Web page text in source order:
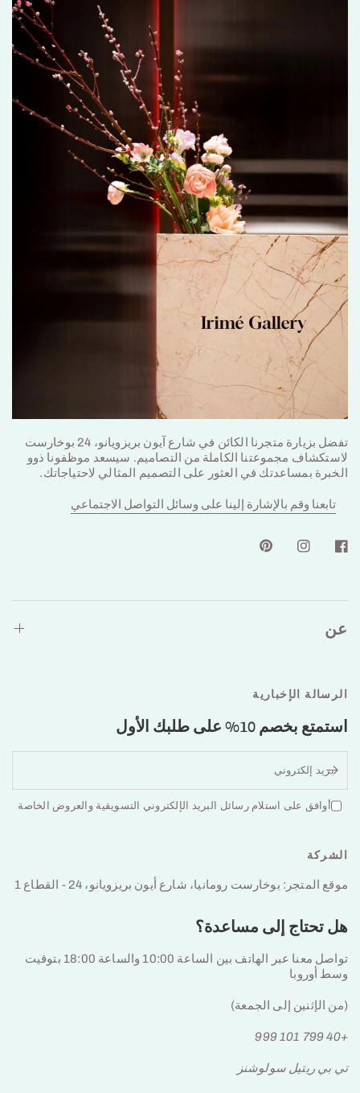
تفضل بزيارة متجرنا الكائن في شارع آيون بريزويانو، 24 بوخارست
لاستكشاف مجموعتنا الكاملة من التصاميم. سيسعد موظفونا ذوو
الخبرة بمساعدتك في العثور على التصميم المثالي لاحتياجاتك.
تابعنا وقم بالإشارة إلينا على وسائل التواصل الاجتماعي
عن
الرسالة الإخبارية
استمتع بخصم 10% على طلبك الأول
بريد إلكتروني
أوافق على استلام رسائل البريد الإلكتروني التسويقية والعروض الخاصة
الشركة
موقع المتجر: بوخارست رومانيا، شارع أيون بريزويانو، 24 - القطاع 1
هل تحتاج إلى مساعدة؟
تواصل معنا عبر الهاتف بين الساعة 10:00 والساعة 18:00 بتوقيت
وسط أوروبا
(من الإثنين إلى الجمعة)
+40 799 101 999
تي بي ريتيل سولوشنز